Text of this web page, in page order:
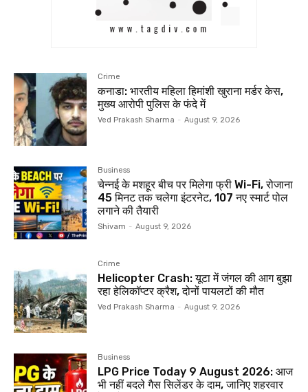
Crime
कनाडा: भारतीय महिला हिमांशी खुराना मर्डर केस,
मुख्य आरोपी पुलिस के फंदे में
Ved Prakash Sharma - August 9, 2026
Business
चेन्नई के मशहूर बीच पर मिलेगा फ्री Wi-Fi, रोजाना
45 मिनट तक चलेगा इंटरनेट, 107 नए स्मार्ट पोल
लगाने की तैयारी
Shivam - August 9, 2026
Crime
Helicopter Crash: यूटा में जंगल की आग बुझा
रहा हेलिकॉप्टर क्रैश, दोनों पायलटों की मौत
Ved Prakash Sharma - August 9, 2026
Business
LPG Price Today 9 August 2026: आज
भी नहीं बदले गैस सिलेंडर के दाम, जानिए शहरवार